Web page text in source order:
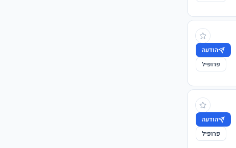
הודעה
פרופיל
הודעה
פרופיל